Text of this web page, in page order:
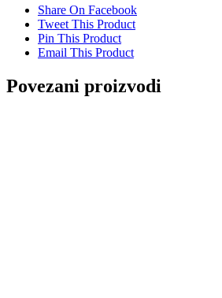
Share On Facebook
Tweet This Product
Pin This Product
Email This Product
Povezani proizvodi